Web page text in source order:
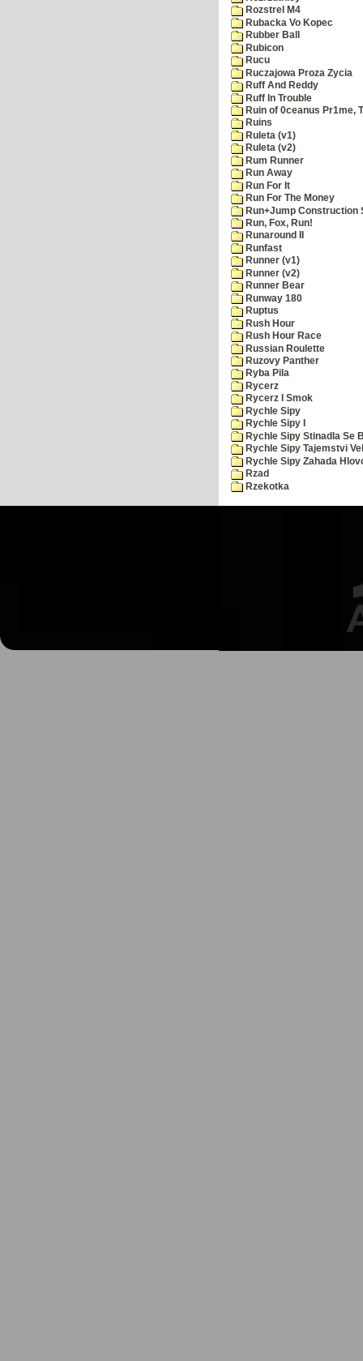
Rozstrel M4
Rubacka Vo Kopec
Rubber Ball
Rubicon
Rucu
Ruczajowa Proza Zycia
Ruff And Reddy
Ruff In Trouble
Ruin of 0ceanus Pr1me,
Ruins
Ruleta (v1)
Ruleta (v2)
Rum Runner
Run Away
Run For It
Run For The Money
Run+Jump Construction
Run, Fox, Run!
Runaround II
Runfast
Runner (v1)
Runner (v2)
Runner Bear
Runway 180
Ruptus
Rush Hour
Rush Hour Race
Russian Roulette
Ruzovy Panther
Ryba Pila
Rycerz
Rycerz I Smok
Rychle Sipy
Rychle Sipy I
Rychle Sipy Stinadla Se
Rychle Sipy Tajemstvi
Rychle Sipy Zahada
Rzad
Rzekotka